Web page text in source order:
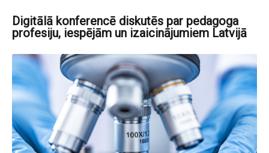
Digitālā konferencē diskutēs par pedagoga
profesiju, iespējām un izaicinājumiem Latvijā